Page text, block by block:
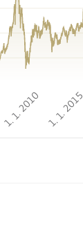
1. 1. 2010 1. 1. 2015